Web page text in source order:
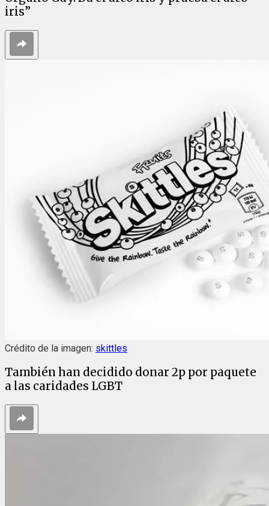
iris”
Crédito de la imagen: skittles
También han decidido donar 2p por paquete
a las caridades LGBT